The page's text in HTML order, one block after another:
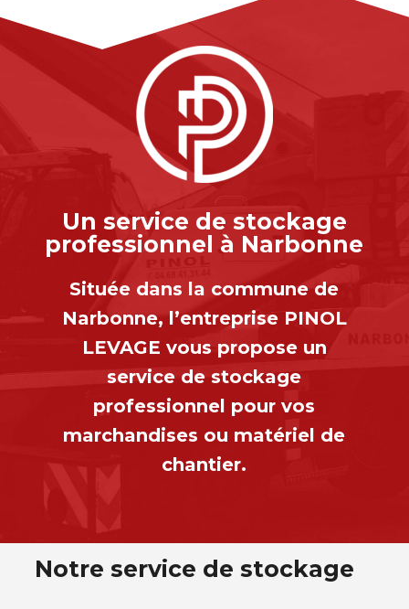
Un service de stockage
professionnel à Narbonne
Située dans la commune de
Narbonne, l’entreprise PINOL
LEVAGE vous propose un
service de stockage
professionnel pour vos
marchandises ou matériel de
chantier.
Notre service de stockage